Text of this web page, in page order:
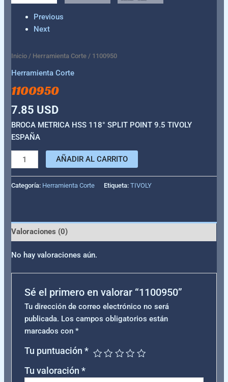
Previous
Next
Inicio / Herramienta Corte / 1100950
Herramienta Corte
1100950
7.85 USD
BROCA METRICA HSS 118° SPLIT POINT 9.5 TIVOLY
ESPAÑA
AÑADIR AL CARRITO
Categoría: Herramienta Corte Etiqueta:TIVOLY
Valoraciones (0)
No hay valoraciones aún.
Sé el primero en valorar “1100950”
Tu dirección de correo electrónico no será
publicada. Los campos obligatorios están
marcados con *
Tu puntuación *
Tu valoración *